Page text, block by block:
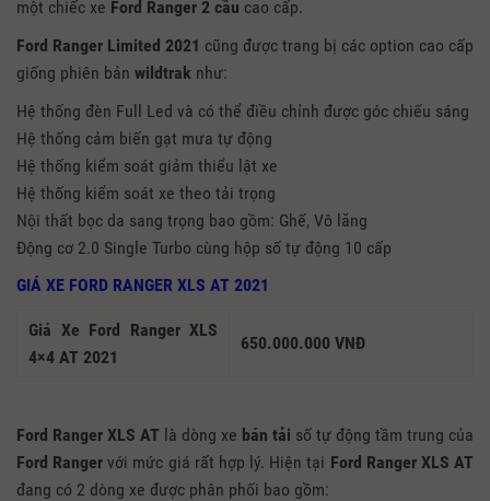
một chiếc xe Ford Ranger 2 cầu cao cấp.
Ford Ranger Limited 2021 cũng được trang bị các option cao cấp
giống phiên bản wildtrak như:
Hệ thống đèn Full Led và có thể điều chỉnh được góc chiếu sáng
Hệ thống cảm biến gạt mưa tự động
Hệ thống kiểm soát giảm thiểu lật xe
Hệ thống kiểm soát xe theo tải trọng
Nội thất bọc da sang trọng bao gồm: Ghế, Vô lăng
Động cơ 2.0 Single Turbo cùng hộp số tự động 10 cấp
GIÁ XE FORD RANGER XLS AT 2021
Giá Xe Ford Ranger XLS
4×4 AT 2021
650.000.000 VNĐ
Ford Ranger XLS AT là dòng xe bán tải số tự động tầm trung của
Ford Ranger với mức giá rất hợp lý. Hiện tại Ford Ranger XLS AT
đang có 2 dòng xe được phân phối bao gồm: